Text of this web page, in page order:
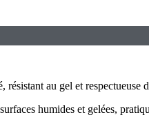
au gel et
humides et gelées,